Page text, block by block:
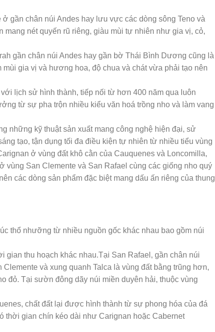
gần chân núi Andes hay lưu vực các dòng sông Teno và
nét quyến rũ riêng, giàu mùi tự nhiên như gia vị, cỏ,
gần chân núi Andes hay gần bờ Thái Bình Dương cũng là
gia vị và hương hoa, độ chua và chát vừa phải tạo nên
lịch sử hình thành, tiếp nối từ hơn 400 năm qua luôn
từ sự pha trộn nhiều kiểu văn hoá trồng nho và làm vang
những kỹ thuật sản xuất mang công nghệ hiện đại, sử
tạo, tận dụng tối đa điều kiện tự nhiên từ nhiều tiểu vùng
ở vùng đất khô cằn của Cauquenes và Loncomilla,
San Clemente và San Rafael cùng các giống nho quý
các dòng sản phẩm đặc biệt mang dấu ấn riêng của thung
thổ nhưỡng từ nhiều nguồn gốc khác nhau bao gồm núi
thu hoạch khác nhau.Tại San Rafael, gần chân núi
và xung quanh Talca là vùng đất bằng trũng hơn,
đỏ. Tại sườn đông dãy núi miền duyên hải, thuộc vùng
chất đất lại được hình thành từ sự phong hóa của đá
gian chín kéo dài như Carignan hoặc Cabernet